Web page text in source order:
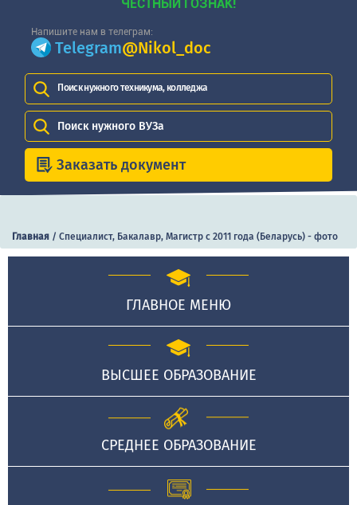
ЧЕСТНЫЙ ГОЗНАК!
Напишите нам в телеграм:
Telegram@Nikol_doc
Поиск нужного техникума, колледжа
Поиск нужного ВУЗа
Заказать документ
Главная / Специалист, Бакалавр, Магистр с 2011 года (Беларусь) - фото
ГЛАВНОЕ МЕНЮ
ВЫСШЕЕ ОБРАЗОВАНИЕ
СРЕДНЕЕ ОБРАЗОВАНИЕ